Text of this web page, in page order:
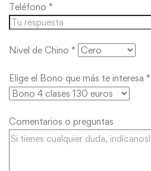
Teléfono *
Nivel de Chino *
Elige el Bono que más te interesa *
Comentarios o preguntas